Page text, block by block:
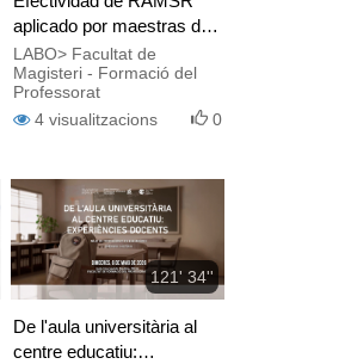
aplicado por maestras de
infantil formadas online en
la auto-regulación de niños
de bajo nivel
socioeconómico
LABO> Facultat de
Magisteri - Formació del
Professorat
4 visualitzacions 0
121' 34''
De l'aula universitària al
centre educatiu: